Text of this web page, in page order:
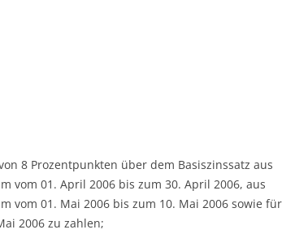
8 Prozentpunkten über dem Basiszinssatz aus
vom 01. April 2006 bis zum 30. April 2006, aus
vom 01. Mai 2006 bis zum 10. Mai 2006 sowie für
2006 zu zahlen;